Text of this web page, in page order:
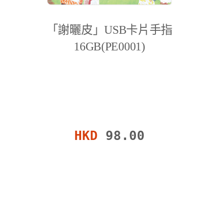
「謝曬皮」USB卡片手指
16GB(PE0001)
HKD 98.00